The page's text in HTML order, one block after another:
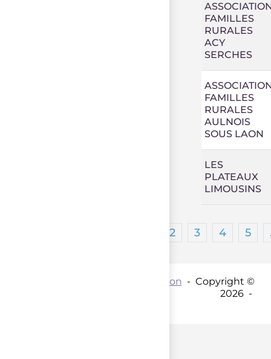
FAMILLES
RURALES
ACY
SERCHES
FAMILLES
RURALES
AULNOIS
SOUS LAON
LES
PLATEAUX
LIMOUSINS
2 3 4 5
Coordination - Copyright ©
2026 -